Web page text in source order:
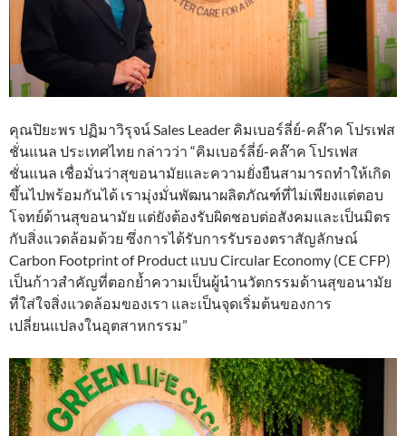
คุณปิยะพร ปฏิมาวิรุจน์ Sales Leader คิมเบอร์ลี่ย์-คล๊าค โปรเฟส
ชั่นแนล ประเทศไทย กล่าวว่า “คิมเบอร์ลี่ย์-คล๊าค โปรเฟส
ชั่นแนล เชื่อมั่นว่าสุขอนามัยและความยั่งยืนสามารถทำให้เกิด
ขึ้นไปพร้อมกันได้ เรามุ่งมั่นพัฒนาผลิตภัณฑ์ที่ไม่เพียงแต่ตอบ
โจทย์ด้านสุขอนามัย แต่ยังต้องรับผิดชอบต่อสังคมและเป็นมิตร
กับสิ่งแวดล้อมด้วย ซึ่งการได้รับการรับรองตราสัญลักษณ์
Carbon Footprint of Product แบบ Circular Economy (CE CFP)
เป็นก้าวสำคัญที่ตอกย้ำความเป็นผู้นำนวัตกรรมด้านสุขอนามัย
ที่ใส่ใจสิ่งแวดล้อมของเรา และเป็นจุดเริ่มต้นของการ
เปลี่ยนแปลงในอุตสาหกรรม”